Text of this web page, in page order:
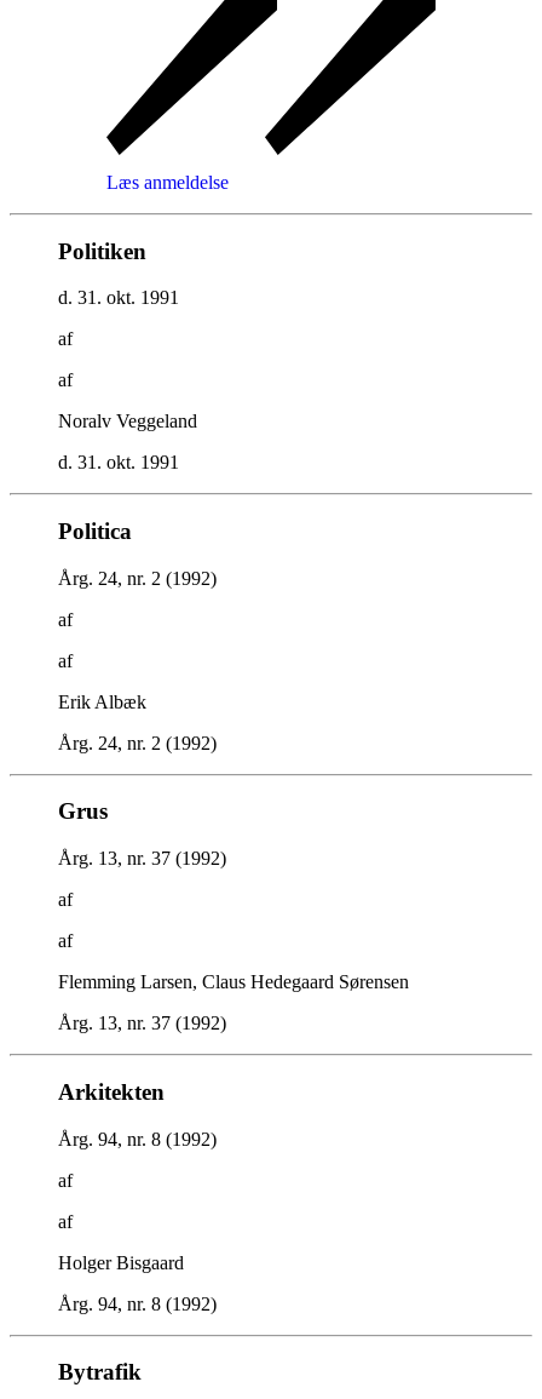
Læs anmeldelse
Politiken
d. 31. okt. 1991
af
af
Noralv Veggeland
d. 31. okt. 1991
Politica
Årg. 24, nr. 2 (1992)
af
af
Erik Albæk
Årg. 24, nr. 2 (1992)
Grus
Årg. 13, nr. 37 (1992)
af
af
Flemming Larsen, Claus Hedegaard Sørensen
Årg. 13, nr. 37 (1992)
Arkitekten
Årg. 94, nr. 8 (1992)
af
af
Holger Bisgaard
Årg. 94, nr. 8 (1992)
Bytrafik